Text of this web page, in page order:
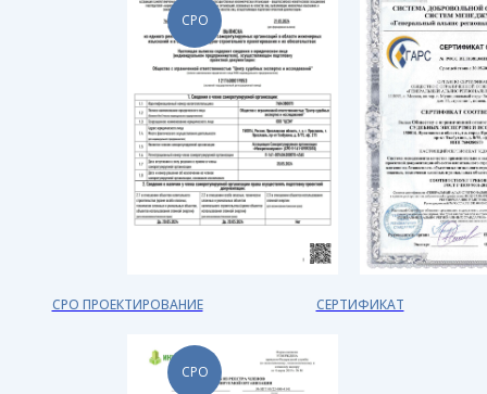
СРО
СРО ПРОЕКТИРОВАНИЕ СЕРТИФИКАТ
СРО